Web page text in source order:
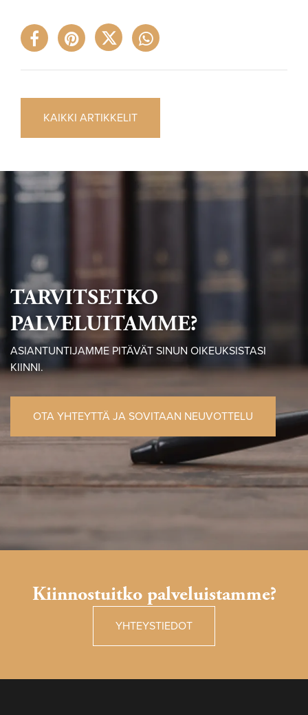
KAIKKI ARTIKKELIT
TARVITSETKO
PALVELUITAMME?
ASIANTUNTIJAMME PITÄVÄT SINUN OIKEUKSISTASI
KIINNI.
OTA YHTEYTTÄ JA SOVITAAN NEUVOTTELU
Kiinnostuitko palveluistamme?
YHTEYSTIEDOT